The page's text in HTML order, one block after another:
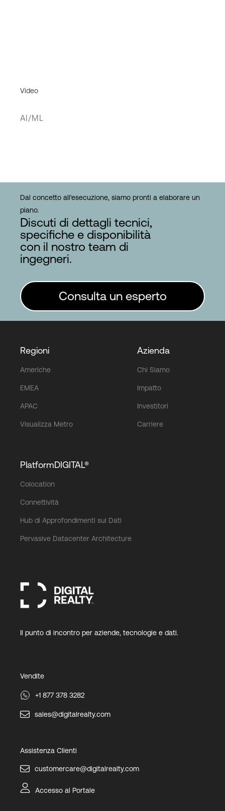
Video
AI/ML
Dal concetto all'esecuzione, siamo pronti a elaborare un
piano.
Discuti di dettagli tecnici,
specifiche e disponibilità
con il nostro team di
ingegneri.
Consulta un esperto
Regioni
Americhe
EMEA
APAC
Visualizza Metro
Azienda
Chi Siamo
Impatto
Investitori
Carriere
PlatformDIGITAL®
Colocation
Connettività
Hub di Approfondimenti sui Dati
Pervasive Datacenter Architecture
Il punto di incontro per aziende, tecnologie e dati.
Vendite
+1 877 378 3282
sales@digitalrealty.com
Assistenza Clienti
customercare@digitalrealty.com
Accesso al Portale